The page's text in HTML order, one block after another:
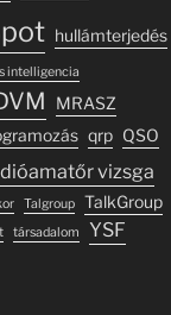
hullámterjedés
intelligencia
MRASZ
qrp QSO
vizsga
Talgroup TalkGroup
társadalom YSF